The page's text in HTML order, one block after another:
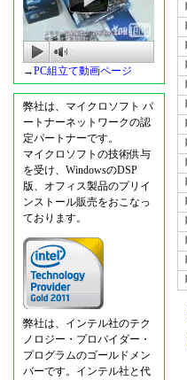
→PC組立て動画ページ
弊社は、マイクロソフト パ
ートナーネットワークの認
定パートナーです。
マイクロソフトの技術供与
を受け、WindowsのDSP
版、オフィス製品のプリイ
ンストール販売をおこなっ
ております。
弊社は、インテル社のテク
ノロジー・プロバイダー・
プログラムのゴールドメン
バーです。インテル社と代